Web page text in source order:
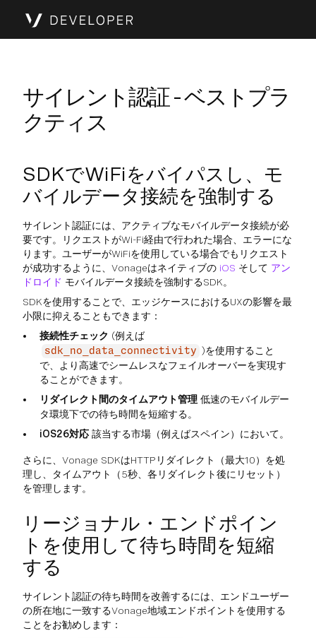
サイレント認証 - ベストプラ
クティス
SDKでWiFiをバイパスし、モ
バイルデータ接続を強制する
サイレント認証には、アクティブなモバイルデータ接続が必
要です。リクエストがWi-Fi経由で行われた場合、エラーにな
ります。ユーザーがWiFiを使用している場合でもリクエスト
が成功するように、Vonageはネイティブの iOS そして アン
ドロイド モバイルデータ接続を強制するSDK。
SDKを使用することで、エッジケースにおけるUXの影響を最
小限に抑えることもできます：
接続性チェック (例えば
sdk_no_data_connectivity )を使用すること
で、より高速でシームレスなフェイルオーバーを実現す
ることができます。
リダイレクト間のタイムアウト管理 低速のモバイルデー
タ環境下での待ち時間を短縮する。
iOS26対応 該当する市場（例えばスペイン）において。
さらに、Vonage SDKはHTTPリダイレクト（最大10）を処
理し、タイムアウト（5秒、各リダイレクト後にリセット）
を管理します。
リージョナル・エンドポイン
トを使用して待ち時間を短縮
する
サイレント認証の待ち時間を改善するには、エンドユーザー
の所在地に一致するVonage地域エンドポイントを使用する
ことをお勧めします：